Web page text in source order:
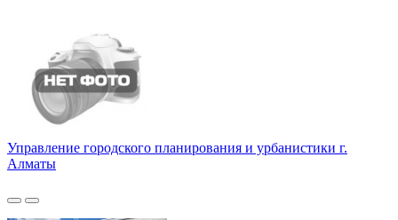
Управление городского планирования и урбанистики г.
Алматы